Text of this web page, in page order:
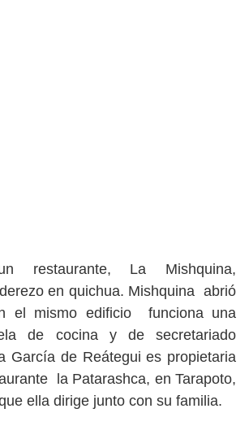
restaurante, La Mishquina,
en quichua. Mishquina abrió
el mismo edificio funciona una
de cocina y de secretariado
de Reátegui es propietaria
la Patarashca, en Tarapoto,
ella dirige junto con su familia.